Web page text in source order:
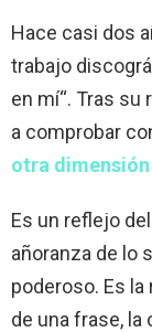
Hace casi dos
trabajo
en mí“. Tras su
a comprobar
otra
Es un reflejo
añoranza de lo
poderoso. Es
de una frase, la